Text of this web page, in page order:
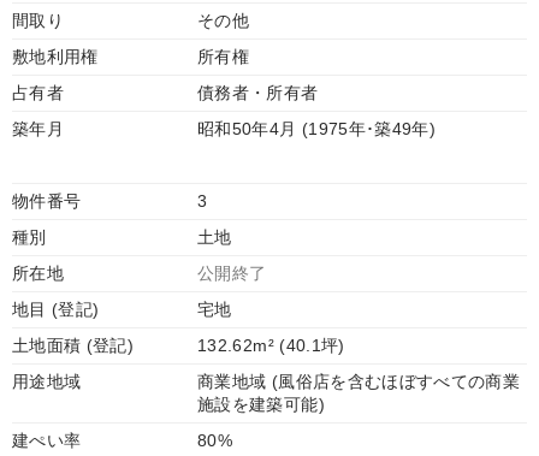
間取り
その他
敷地利用権
所有権
占有者
債務者・所有者
築年月
昭和50年4月 (1975年･築49年)
物件番号
3
種別
土地
所在地
公開終了
地目 (登記)
宅地
土地面積 (登記)
132.62m² (40.1坪)
用途地域
商業地域 (風俗店を含むほぼすべての商業
施設を建築可能)
建ぺい率
80%